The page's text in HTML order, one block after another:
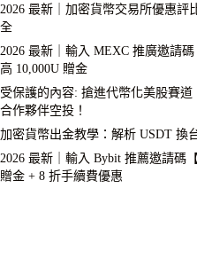
2026 最新｜加密貨幣交易所優惠評
全
2026 最新｜輸入 MEXC 推廣邀請
高 10,000U 贈金
受保護的內容: 搶進代幣化美股賽道
合作夥伴空投！
加密貨幣出金教學：解析 USDT 換
2026 最新｜輸入 Bybit 推薦邀請碼
贈金 + 8 折手續費優惠